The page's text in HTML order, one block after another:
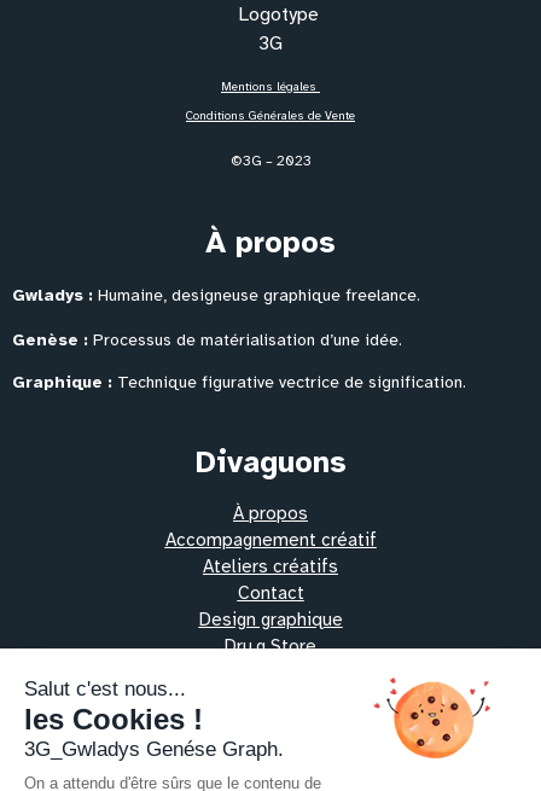
Mentions légales
Conditions Générales de Vente
©3G – 2023
À propos
Gwladys : Humaine, designeuse graphique freelance.
Genèse : Processus de matérialisation d’une idée.
Graphique : Technique figurative vectrice de signification.
Divaguons
À propos
Accompagnement créatif
Ateliers créatifs
Contact
Design graphique
Dru.g Store
Pratiques thérapeutiques
Ressources